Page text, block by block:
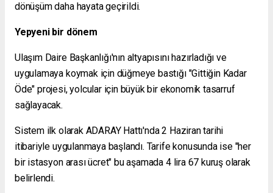
dönüşüm daha hayata geçirildi.
Yepyeni bir dönem
Ulaşım Daire Başkanlığı'nın altyapısını hazırladığı ve
uygulamaya koymak için düğmeye bastığı "Gittiğin Kadar
Öde" projesi, yolcular için büyük bir ekonomik tasarruf
sağlayacak.
Sistem ilk olarak ADARAY Hattı'nda 2 Haziran tarihi
itibariyle uygulanmaya başlandı. Tarife konusunda ise "her
bir istasyon arası ücret" bu aşamada 4 lira 67 kuruş olarak
belirlendi.